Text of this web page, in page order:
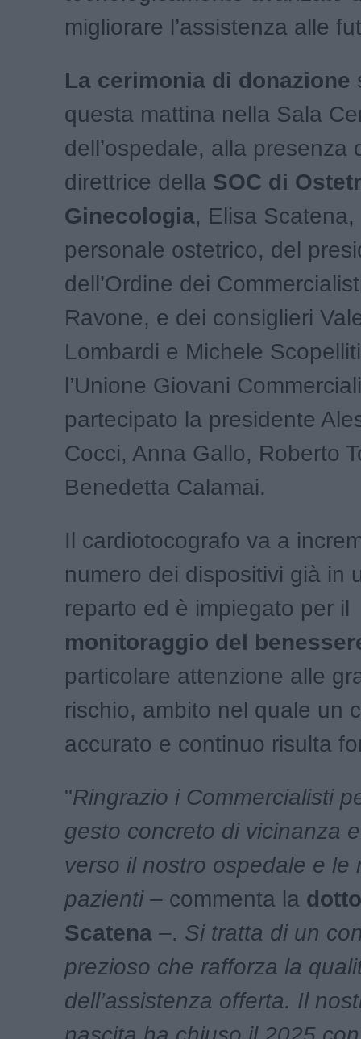
migliorare l’assistenza alle
La cerimonia di donazione
questa mattina nella Sala
dell’ospedale, alla presenza
direttrice della SOC di
Ginecologia, Elisa Scatena,
personale ostetrico, del
dell’Ordine dei
Ravone, e dei consiglieri
Lombardi e Michele
l’Unione Giovani
partecipato la presidente
Cocci, Anna Gallo, Roberto
Benedetta Calamai.
Il cardiotocografo va a
numero dei dispositivi già in
reparto ed è impiegato per il
monitoraggio del
particolare attenzione alle
rischio, ambito nel quale un
accurato e continuo risulta
"Ringrazio i Commercialisti
gesto concreto di vicinanza
verso il nostro ospedale e le
pazienti– commenta la
Scatena –. Si tratta di un
prezioso che rafforza la
dell’assistenza offerta. Il